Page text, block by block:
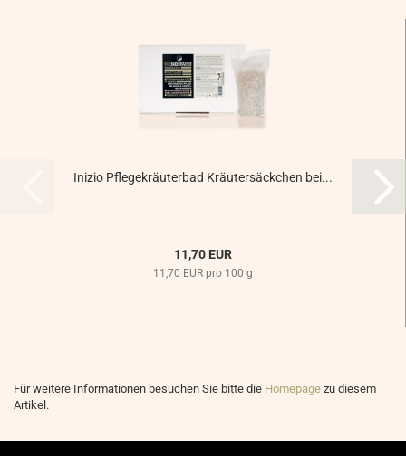
Inizio Pflegekräuterbad Kräutersäckchen bei...
11,70 EUR
11,70 EUR pro 100 g
Für weitere Informationen besuchen Sie bitte die Homepage zu diesem
Artikel.